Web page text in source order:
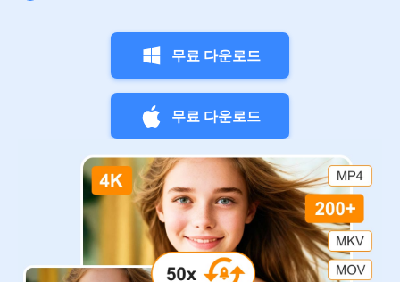
무료 다운로드
무료 다운로드